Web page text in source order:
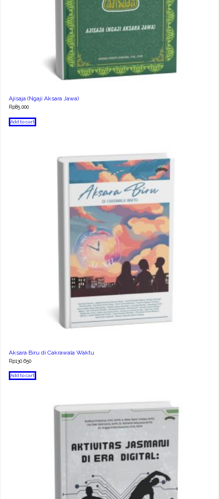
Ajisaja (Ngaji Aksara Jawa)
Rp85.000
Add to cart
Aksara Biru di Cakrawala Waktu
Rp130.650
Add to cart